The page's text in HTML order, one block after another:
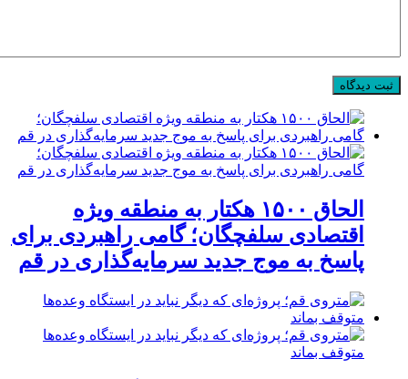
الحاق ۱۵۰۰ هکتار به منطقه ویژه
اقتصادی سلفچگان؛ گامی راهبردی برای
پاسخ به موج جدید سرمایه‌گذاری در قم